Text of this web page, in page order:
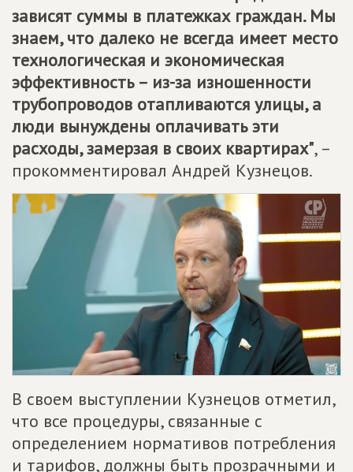
зависят суммы в платежках граждан. Мы
знаем, что далеко не всегда имеет место
технологическая и экономическая
эффективность – из-за изношенности
трубопроводов отапливаются улицы, а
люди вынуждены оплачивать эти
расходы, замерзая в своих квартирах", –
прокомментировал Андрей Кузнецов.
В своем выступлении Кузнецов отметил,
что все процедуры, связанные с
определением нормативов потребления
и тарифов, должны быть прозрачными и